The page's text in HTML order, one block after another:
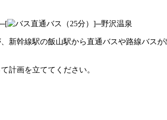
直通バス（25分）]─野沢温泉
幹線駅の飯山駅から直通バスや路線バス
計画を立ててください。